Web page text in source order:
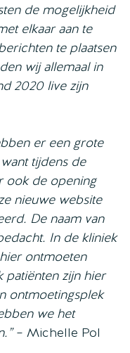
de mogelijkheid
elkaar aan te
te plaatsen
wij allemaal in
2020 live zijn
er een grote
tijdens de
ook de opening
nieuwe website
De naam van
In de kliniek
ontmoeten
patiënten zijn hier
ontmoetingsplek
we het
– Michelle Pol